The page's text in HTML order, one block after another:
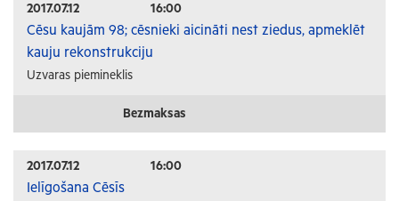
Sports
Florbols
Slēpošana
Izglītība
2017.07.12 16:00
Cēsu kaujām 98; cēsnieki aicināti nest ziedus, apmeklēt
kauju rekonstrukciju
Uzvaras piemineklis
Bezmaksas
2017.07.12 16:00
Ielīgošana Cēsīs